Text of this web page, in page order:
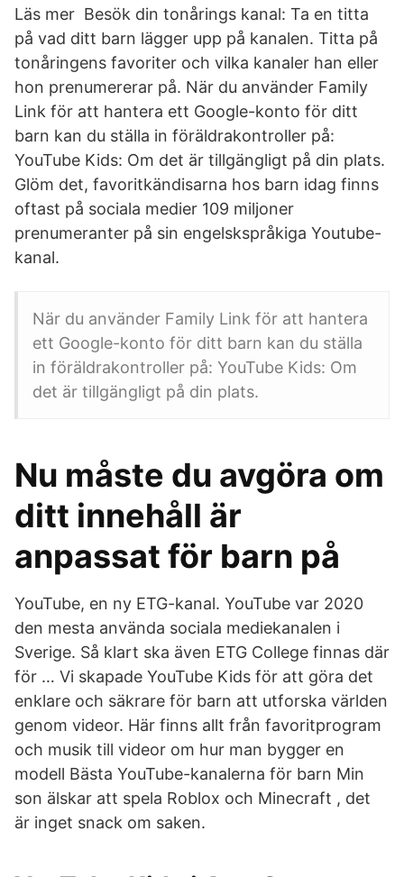
Läs mer Besök din tonårings kanal: Ta en titta
på vad ditt barn lägger upp på kanalen. Titta på
tonåringens favoriter och vilka kanaler han eller
hon prenumererar på. När du använder Family
Link för att hantera ett Google-konto för ditt
barn kan du ställa in föräldrakontroller på:
YouTube Kids: Om det är tillgängligt på din plats.
Glöm det, favoritkändisarna hos barn idag finns
oftast på sociala medier 109 miljoner
prenumeranter på sin engelskspråkiga Youtube-
kanal.
När du använder Family Link för att hantera
ett Google-konto för ditt barn kan du ställa
in föräldrakontroller på: YouTube Kids: Om
det är tillgängligt på din plats.
Nu måste du avgöra om
ditt innehåll är
anpassat för barn på
YouTube, en ny ETG-kanal. YouTube var 2020
den mesta använda sociala mediekanalen i
Sverige. Så klart ska även ETG College finnas där
för … Vi skapade YouTube Kids för att göra det
enklare och säkrare för barn att utforska världen
genom videor. Här finns allt från favoritprogram
och musik till videor om hur man bygger en
modell Bästa YouTube-kanalerna för barn Min
son älskar att spela Roblox och Minecraft , det
är inget snack om saken.